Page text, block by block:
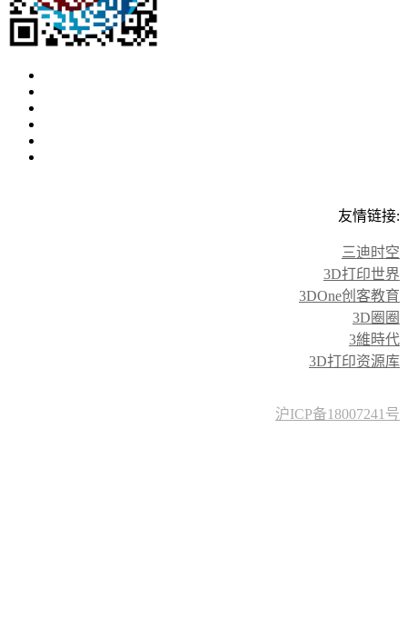
友情链接:
三迪时空
3D打印世界
3DOne创客教育
3D圈圈
3維時代
3D打印资源库
沪ICP备18007241号